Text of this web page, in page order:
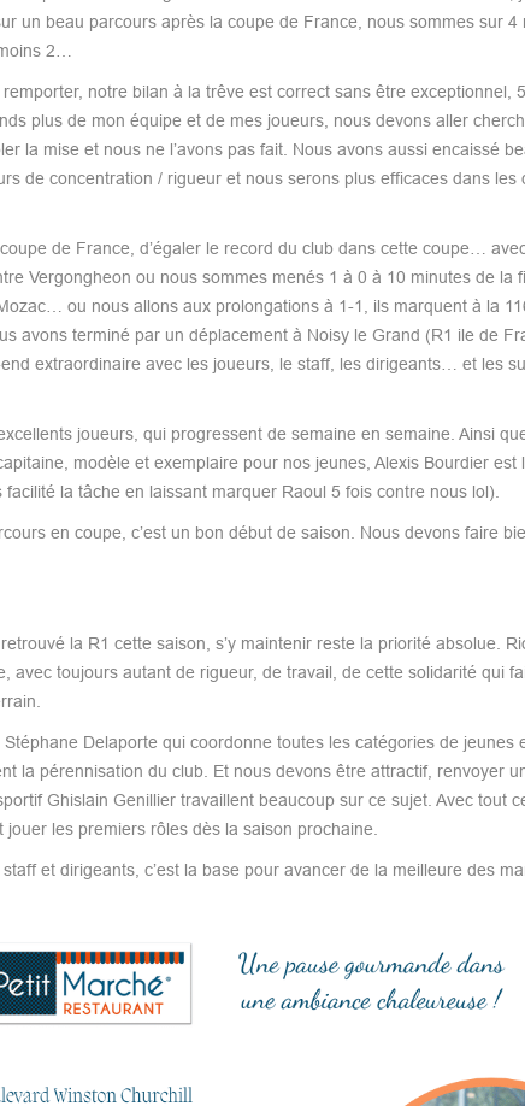
un beau parcours après la coupe de France, nous sommes sur 4
2…
notre bilan à la trêve est correct sans être exceptionnel,
plus de mon équipe et de mes joueurs, nous devons aller
la mise et nous ne l’avons pas fait. Nous avons aussi encaissé
de concentration / rigueur et nous serons plus efficaces dans les
de France, d’égaler le record du club dans cette coupe…
Vergongheon ou nous sommes menés 1 à 0 à 10 minutes de la
ou nous allons aux prolongations à 1-1, ils marquent à la
avons terminé par un déplacement à Noisy le Grand (R1 ile de
extraordinaire avec les joueurs, le staff, les dirigeants… et les
joueurs, qui progressent de semaine en semaine. Ainsi
modèle et exemplaire pour nos jeunes, Alexis Bourdier est
la tâche en laissant marquer Raoul 5 fois contre nous lol).
en coupe, c’est un bon début de saison. Nous devons faire
la R1 cette saison, s’y maintenir reste la priorité absolue.
toujours autant de rigueur, de travail, de cette solidarité qui
Delaporte qui coordonne toutes les catégories de jeunes
la pérennisation du club. Et nous devons être attractif, renvoyer
Ghislain Genillier travaillent beaucoup sur ce sujet. Avec tout
les premiers rôles dès la saison prochaine.
et dirigeants, c’est la base pour avancer de la meilleure des